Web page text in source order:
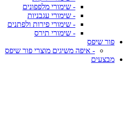
- שימורי מלפפונים
- שימורי עגבניות
- שימורי פירות ולפתנים
- שימורי תירס
פור שיפס
- איפה משיגים מוצרי פור שיפס
מבצעים